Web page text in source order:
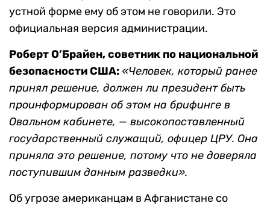
устной форме ему об этом не говорили. Это
официальная версия администрации.
Роберт О’Брайен, советник по национальной
безопасности США: «Человек, который ранее
принял решение, должен ли президент быть
проинформирован об этом на брифинге в
Овальном кабинете, — высокопоставленный
государственный служащий, офицер ЦРУ. Она
приняла это решение, потому что не доверяла
поступившим данным разведки».
Об угрозе американцам в Афганистане со